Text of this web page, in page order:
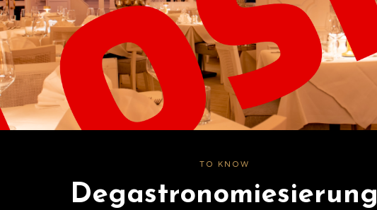
TO KNOW
Degastronomiesierung